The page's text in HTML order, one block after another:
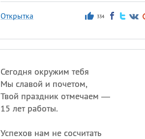
Открытка 334
Сегодня окружим тебя
Мы славой и почетом,
Твой праздник отмечаем —
15 лет работы.
Успехов нам не сосчитать